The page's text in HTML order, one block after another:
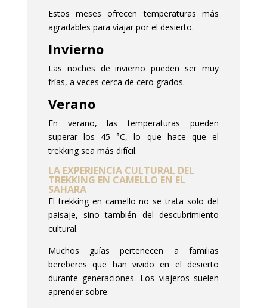
Estos meses ofrecen temperaturas más
agradables para viajar por el desierto.
Invierno
Las noches de invierno pueden ser muy
frías, a veces cerca de cero grados.
Verano
En verano, las temperaturas pueden
superar los 45 °C, lo que hace que el
trekking sea más difícil.
LA EXPERIENCIA CULTURAL DEL
TREKKING EN CAMELLO EN EL
SAHARA
El trekking en camello no se trata solo del
paisaje, sino también del descubrimiento
cultural.
Muchos guías pertenecen a familias
bereberes que han vivido en el desierto
durante generaciones. Los viajeros suelen
aprender sobre: